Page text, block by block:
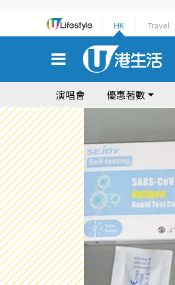
HK Travel
演唱會 優惠著數